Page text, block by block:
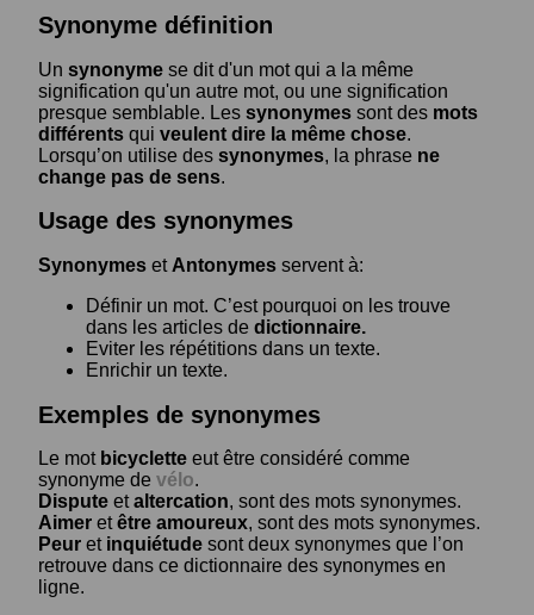
Synonyme définition
Un synonyme se dit d'un mot qui a la même
signification qu'un autre mot, ou une signification
presque semblable. Les synonymes sont des mots
différents qui veulent dire la même chose.
Lorsqu’on utilise des synonymes, la phrase ne
change pas de sens.
Usage des synonymes
Synonymes et Antonymes servent à:
Définir un mot. C’est pourquoi on les trouve
dans les articles de dictionnaire.
Eviter les répétitions dans un texte.
Enrichir un texte.
Exemples de synonymes
Le mot bicyclette eut être considéré comme
synonyme de vélo.
Dispute etaltercation, sont des mots synonymes.
Aimer etêtre amoureux, sont des mots synonymes.
Peur et inquiétude sont deux synonymes que l’on
retrouve dans ce dictionnaire des synonymes en
ligne.